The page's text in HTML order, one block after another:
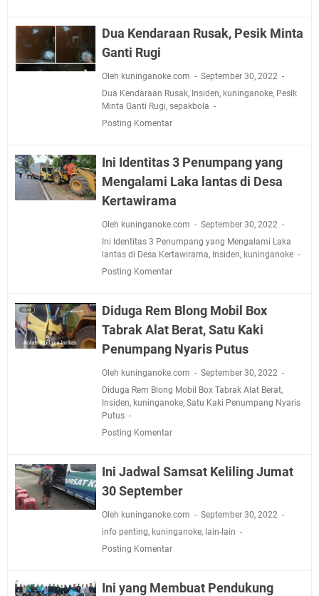
2026 Ada Tiga, Tapi yang Bakal Dihadiri Hanya Satu
Ini Empat Lokasi Samsat Keliling Kuningan Jumat 7
Agustus 2026
Dua Kendaraan Rusak, Pesik Minta
Ganti Rugi
Oleh kuninganoke.com
September 30, 2022
Dua Kendaraan Rusak, Insiden, kuninganoke, Pesik
Minta Ganti Rugi, sepakbola
Posting Komentar
Ini Identitas 3 Penumpang yang
Mengalami Laka lantas di Desa
Kertawirama
Oleh kuninganoke.com
September 30, 2022
Ini Identitas 3 Penumpang yang Mengalami Laka
lantas di Desa Kertawirama, Insiden, kuninganoke
Posting Komentar
Diduga Rem Blong Mobil Box
Tabrak Alat Berat, Satu Kaki
Penumpang Nyaris Putus
Oleh kuninganoke.com
September 30, 2022
Diduga Rem Blong Mobil Box Tabrak Alat Berat,
Insiden, kuninganoke, Satu Kaki Penumpang Nyaris
Putus
Posting Komentar
Ini Jadwal Samsat Keliling Jumat
30 September
Oleh kuninganoke.com
September 30, 2022
info penting, kuninganoke, lain-lain
Posting Komentar
Ini yang Membuat Pendukung